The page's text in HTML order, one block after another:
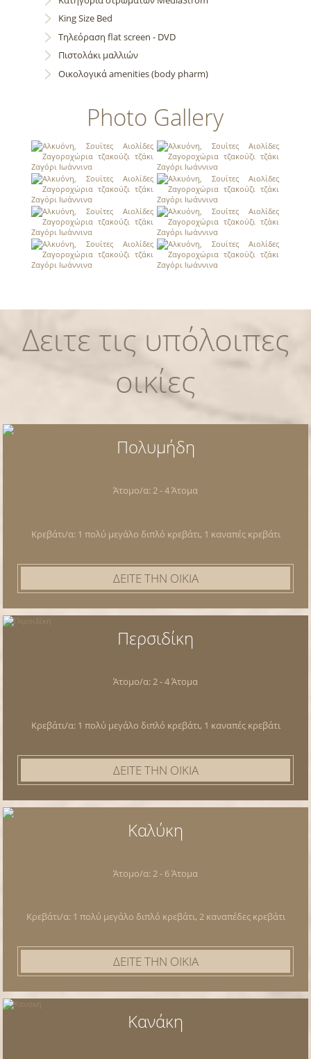
Κing Size Bed
Τηλεόραση flat screen - DVD
Πιστολάκι μαλλιών
Oικολογικά amenities (body pharm)
Photo Gallery
Δειτε τις υπόλοιπες
οικίες
Πολυμήδη
Άτομο/α: 2 - 4 Άτομα
Κρεβάτι/α: 1 πολύ μεγάλο διπλό κρεβάτι, 1 καναπές κρεβάτι
ΔΕΙΤΕ ΤΗΝ ΟΙΚΙΑ
Περσιδίκη
Άτομο/α: 2 - 4 Άτομα
Κρεβάτι/α: 1 πολύ μεγάλο διπλό κρεβάτι, 1 καναπές κρεβάτι
ΔΕΙΤΕ ΤΗΝ ΟΙΚΙΑ
Καλύκη
Άτομο/α: 2 - 6 Άτομα
Κρεβάτι/α: 1 πολύ μεγάλο διπλό κρεβάτι, 2 καναπέδες κρεβάτι
ΔΕΙΤΕ ΤΗΝ ΟΙΚΙΑ
Κανάκη